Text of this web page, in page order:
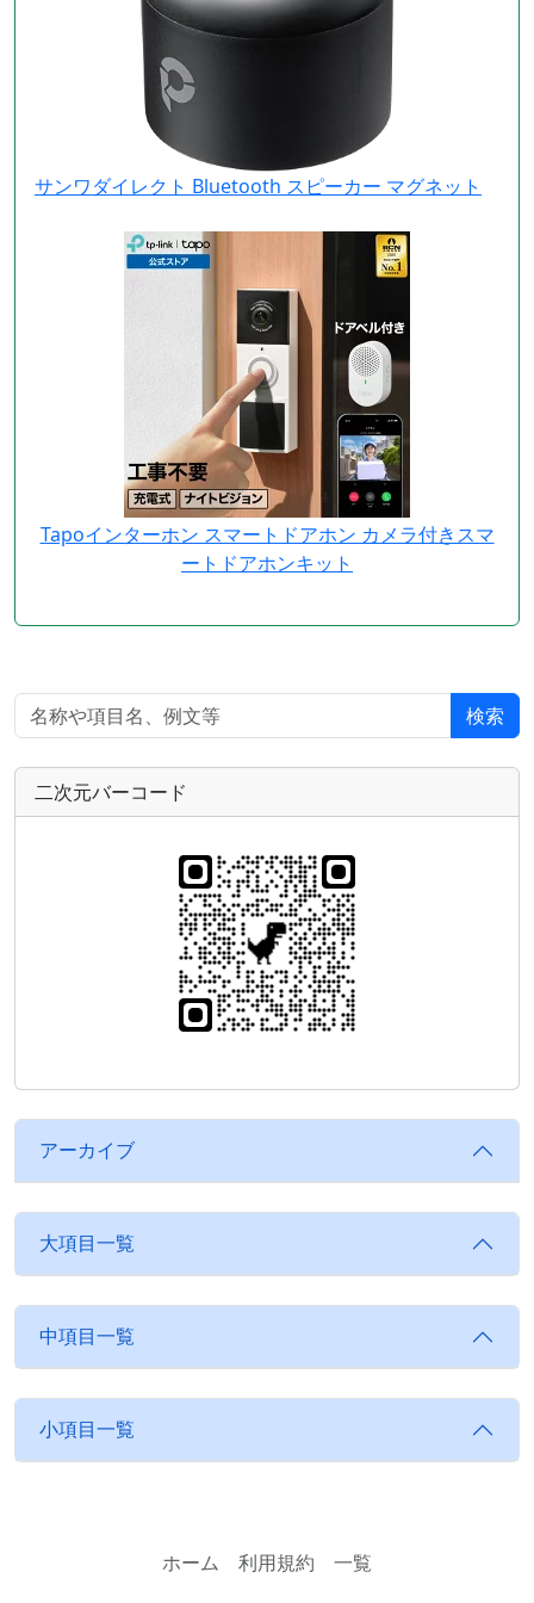
サンワダイレクト Bluetooth スピーカー マグネット
Tapoインターホン スマートドアホン カメラ付きスマ
ートドアホンキット
検索
二次元バーコード
アーカイブ
大項目一覧
中項目一覧
小項目一覧
ホーム 利用規約 一覧